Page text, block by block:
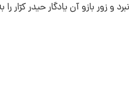
و زور بازو آن یادگار حیدر کرّار را